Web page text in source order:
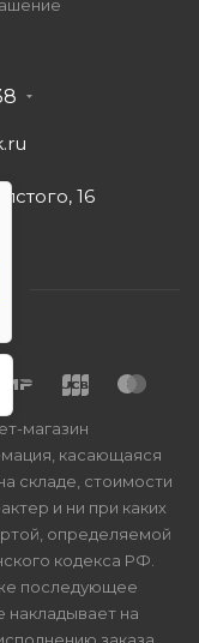
16
магазин
касающаяся
складе, стоимости
и ни при каких
определяемой
кодекса РФ.
последующее
накладывает на